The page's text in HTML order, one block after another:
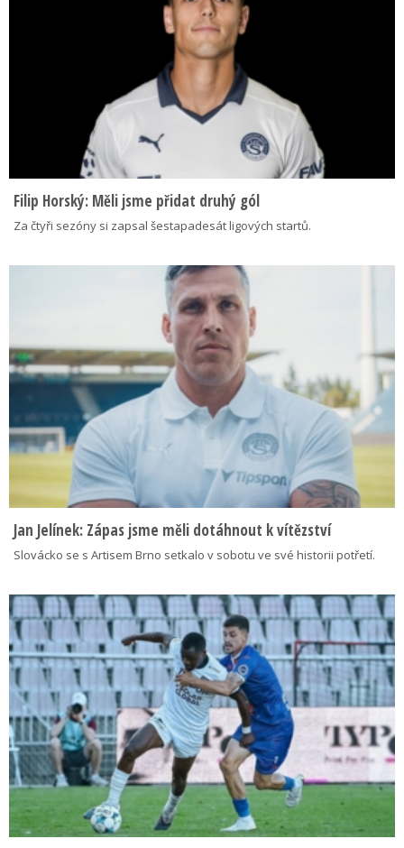
Filip Horský: Měli jsme přidat druhý gól
Za čtyři sezóny si zapsal šestapadesát ligových startů.
Jan Jelínek: Zápas jsme měli dotáhnout k vítězství
Slovácko se s Artisem Brno setkalo v sobotu ve své historii potřetí.